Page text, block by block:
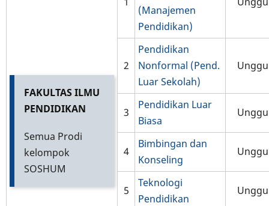
FAKULTAS ILMU
PENDIDIKAN
Semua Prodi
kelompok
SOSHUM
(Manajemen
Pendidikan)
2
Pendidikan
Nonformal (Pend.
Luar Sekolah)
3
Pendidikan Luar
Biasa
4
Bimbingan dan
Konseling
5
Teknologi
Pendidikan